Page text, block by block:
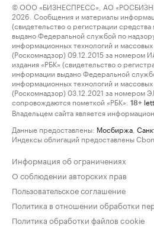
© ООО «БИЗНЕСПРЕСС», АО
2026. Сообщения и материалы
(свидетельство о регистрации
выдано Федеральной службой по
информационных технологий и
(Роскомнадзор) 09.12.2015 за номером
издания «РБК» (свидетельство о
информации выдано Федеральной
информационных технологий и
(Роскомнадзор) 03.12.2021 за номером
сопровождаются пометкой «РБК».
18+
Владельцем сайта является
Данные предоставлены: Мосбиржа
Индексы облигаций предоставлены
Информация об ограничениях
О соблюдении авторских прав
Пользовательское соглашение
Политика в отношении обработки
Политика обработки файлов cookie